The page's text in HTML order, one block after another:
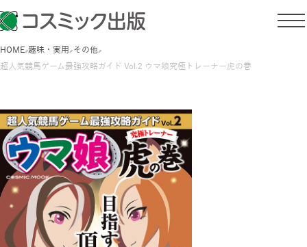
HOME 趣味・実用 その他
超人気競馬ゲーム最強攻略ガイド Vol.2 ウマ娘究極トレーナー虎の巻